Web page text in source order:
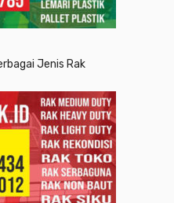
Jenis Rak